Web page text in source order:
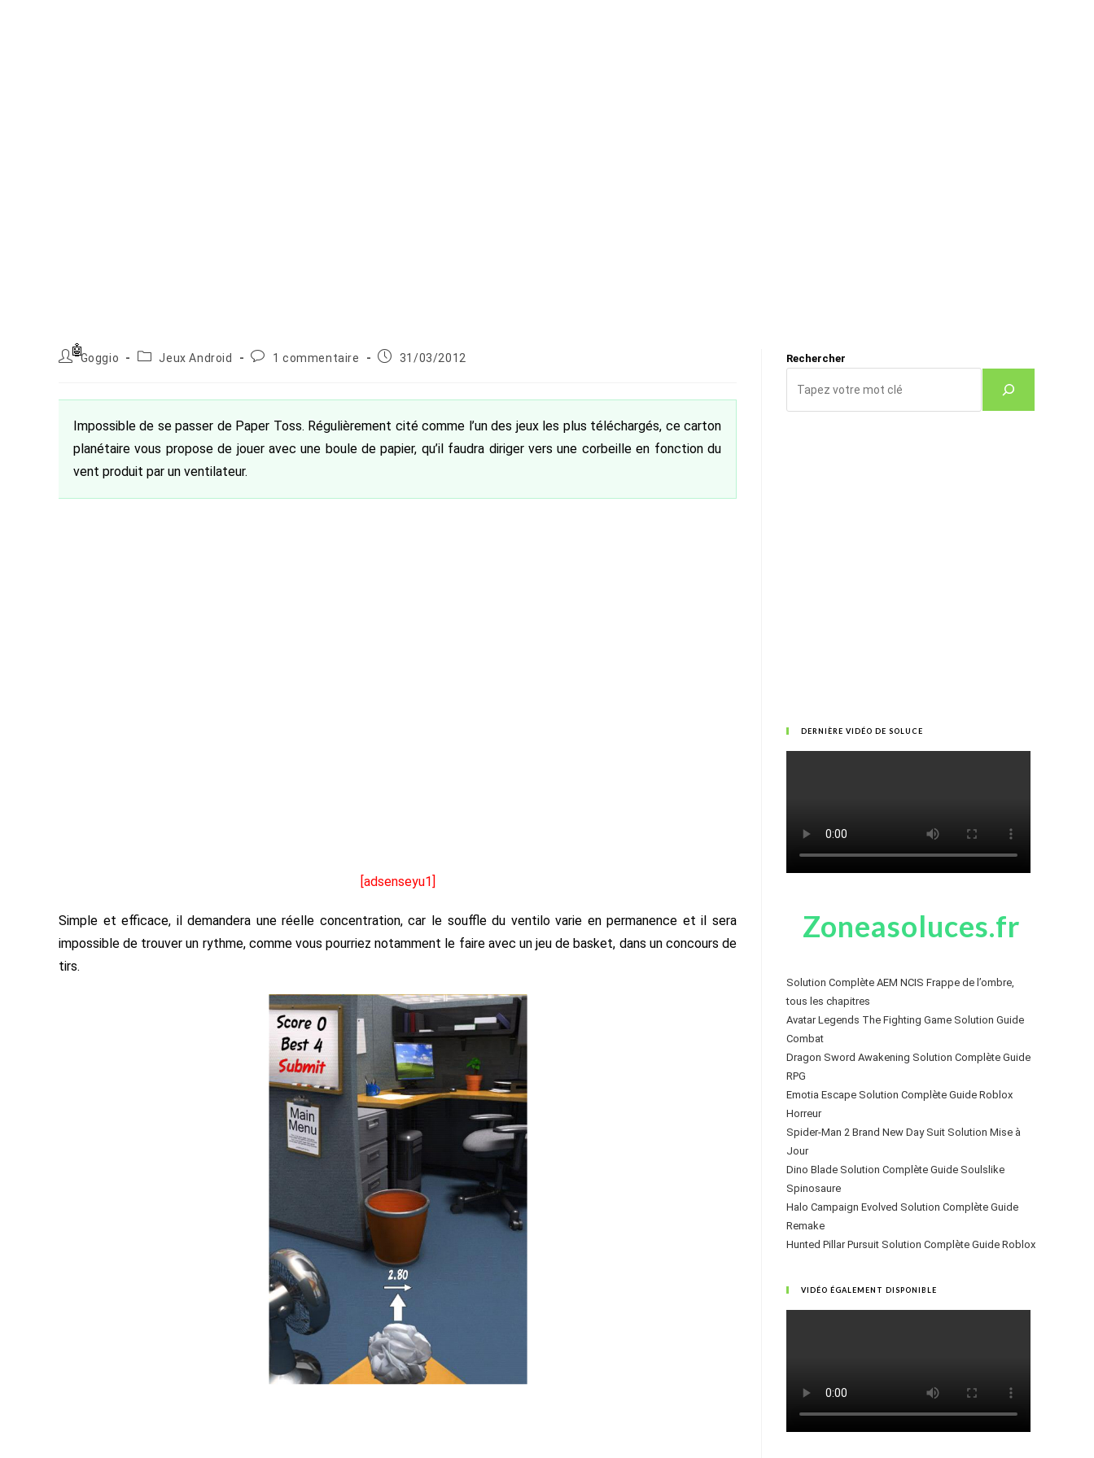
Auteur/autrice
publication :
Goggio
PostJeux Android
Commentaires
publication :
1 commentaire
Publication
31/03/2012
Impossible de se passer de Paper Toss. Régulièrement cité comme l’un des jeux les plus téléchargés, ce carton
planétaire vous propose de jouer avec une boule de papier, qu’il faudra diriger vers une corbeille en fonction du
vent produit par un ventilateur.
[adsenseyu1]
Simple et efficace, il demandera une réelle concentration, car le souffle du ventilo varie en permanence et il sera
impossible de trouver un rythme, comme vous pourriez notamment le faire avec un jeu de basket, dans un concours de
tirs.
Rechercher
DERNIÈRE VIDÉO DE SOLUCE
Zoneasoluces.fr
Solution Complète AEM NCIS Frappe de l’ombre,
tous les chapitres
Avatar Legends The Fighting Game Solution Guide
Combat
Dragon Sword Awakening Solution Complète Guide
RPG
Emotia Escape Solution Complète Guide Roblox
Horreur
Spider-Man 2 Brand New Day Suit Solution Mise à
Jour
Dino Blade Solution Complète Guide Soulslike
Spinosaure
Halo Campaign Evolved Solution Complète Guide
Remake
Hunted Pillar Pursuit Solution Complète Guide Roblox
VIDÉO ÉGALEMENT DISPONIBLE